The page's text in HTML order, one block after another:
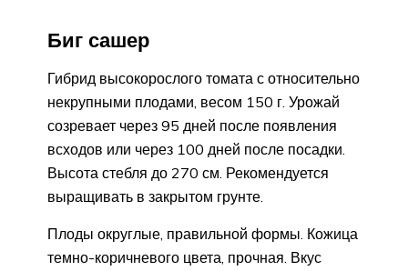
Биг сашер
Гибрид высокорослого томата с относительно
некрупными плодами, весом 150 г. Урожай
созревает через 95 дней после появления
всходов или через 100 дней после посадки.
Высота стебля до 270 см. Рекомендуется
выращивать в закрытом грунте.
Плоды округлые, правильной формы. Кожица
темно-коричневого цвета, прочная. Вкус